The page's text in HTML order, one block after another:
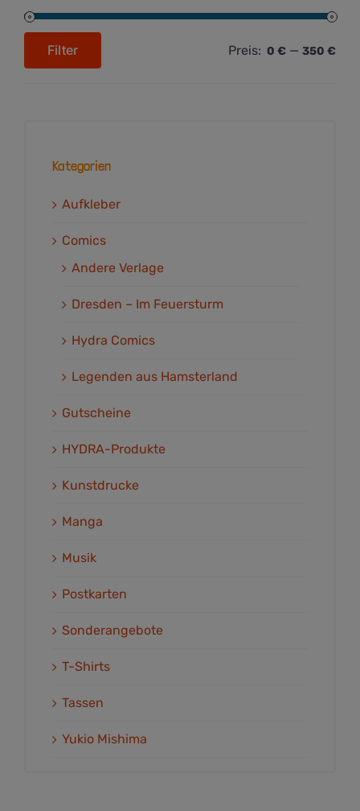
Max.
Filter Preis: 0 € — 350 €
Kategorien
Aufkleber
Comics
Andere Verlage
Dresden – Im Feuersturm
Hydra Comics
Legenden aus Hamsterland
Gutscheine
HYDRA-Produkte
Kunstdrucke
Manga
Musik
Postkarten
Sonderangebote
T-Shirts
Tassen
Yukio Mishima